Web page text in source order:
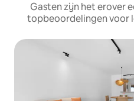
Gasten zijn het erover
topbeoordelingen voor